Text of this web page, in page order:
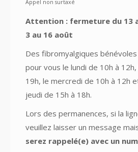
Appel non surtaxé
Attention : fermeture du 13
3 au 16 août
Des fibromyalgiques
pour vous le lundi de 10h à
19h, le mercredi de 10h à 12h
jeudi de 15h à 18h.
Lors des permanences, si la
veuillez laisser un message
serez rappelé(e) avec un